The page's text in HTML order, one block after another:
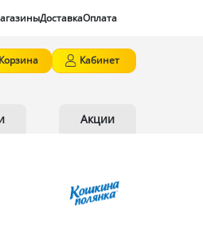
ДоставкаОплата
Кабинет
Акции